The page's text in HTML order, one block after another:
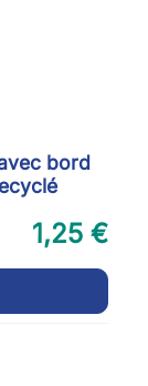
bord
1,25 €